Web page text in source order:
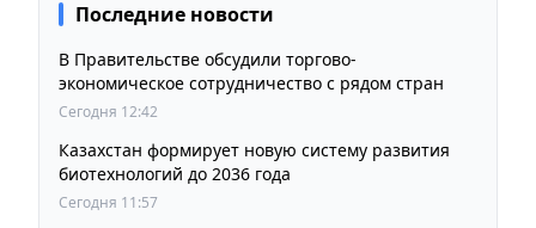
Последние новости
В Правительстве обсудили торгово-
экономическое сотрудничество с рядом стран
Сегодня 12:42
Казахстан формирует новую систему развития
биотехнологий до 2036 года
Сегодня 11:57